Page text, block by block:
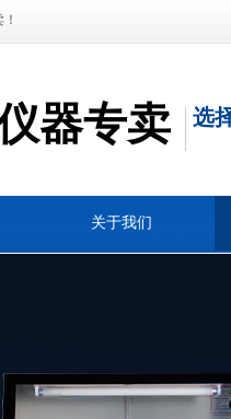
器专卖 选
关于我们